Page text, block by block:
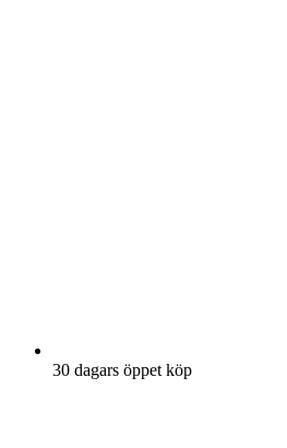
30 dagars öppet köp